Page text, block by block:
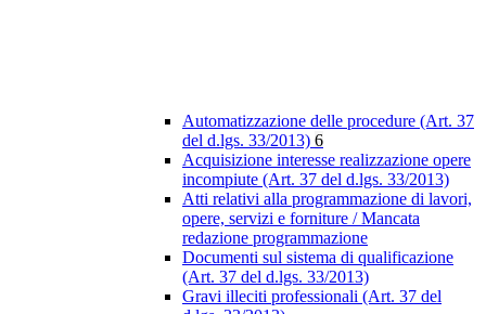
Automatizzazione delle procedure (Art. 37
del d.lgs. 33/2013) 6
Acquisizione interesse realizzazione opere
incompiute (Art. 37 del d.lgs. 33/2013)
Atti relativi alla programmazione di lavori,
opere, servizi e forniture / Mancata
redazione programmazione
Documenti sul sistema di qualificazione
(Art. 37 del d.lgs. 33/2013)
Gravi illeciti professionali (Art. 37 del